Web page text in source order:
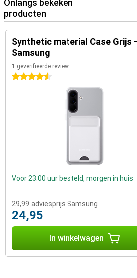
Onlangs bekeken
producten
Synthetic material Case Grijs -
Samsung
1 geverifieerde review
4.5 sterren
Voor 23:00 uur besteld, morgen in huis
29,99 adviesprijs Samsung
24,95
In winkelwagen